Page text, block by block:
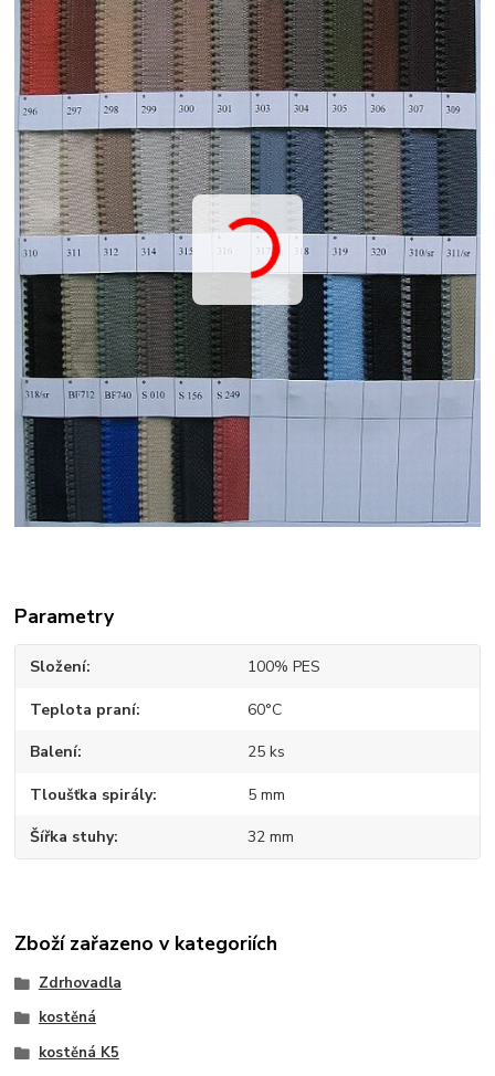
Parametry
Složení 100% PES
Teplota praní 60°C
Balení 25 ks
Tloušťka spirály 5 mm
Šířka stuhy 32 mm
Zboží zařazeno v kategoriích
Zdrhovadla
kostěná
kostěná K5